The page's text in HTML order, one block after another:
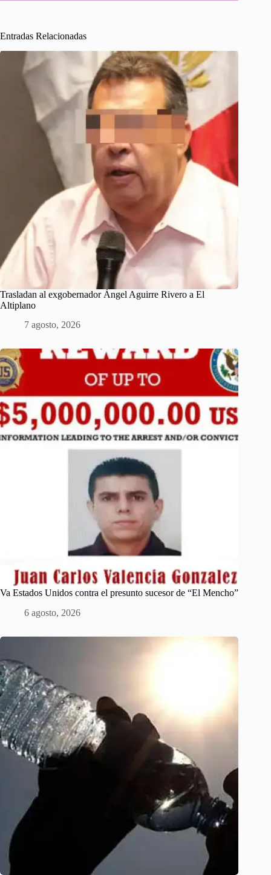
Entradas Relacionadas
Trasladan al exgobernador Ángel Aguirre Rivero a El
Altiplano
7 agosto, 2026
Va Estados Unidos contra el presunto sucesor de “El Mencho”
6 agosto, 2026